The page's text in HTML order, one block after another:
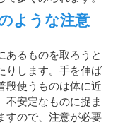
ような注意
あるものを取ろうと
りします。手を伸ば
段使うものは体に近
不安定なものに捉ま
すので、注意が必要